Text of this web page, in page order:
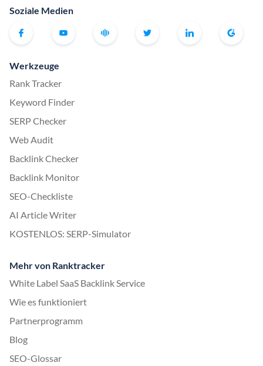
Soziale Medien
Werkzeuge
Rank Tracker
Keyword Finder
SERP Checker
Web Audit
Backlink Checker
Backlink Monitor
SEO-Checkliste
AI Article Writer
KOSTENLOS: SERP-Simulator
Mehr von Ranktracker
White Label SaaS Backlink Service
Wie es funktioniert
Partnerprogramm
Blog
SEO-Glossar